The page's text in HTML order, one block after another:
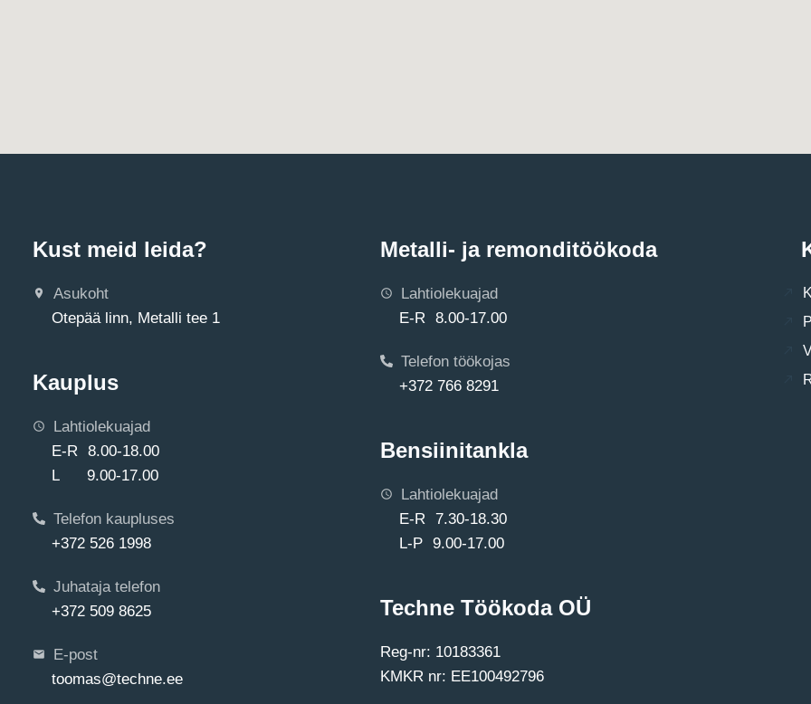
Kust meid leida?
Asukoht
Otepää linn, Metalli tee 1
Kauplus
Lahtiolekuajad
E-R 8.00-18.00
L 9.00-17.00
Telefon kaupluses
+372 526 1998
Juhataja telefon
+372 509 8625
E-post
toomas@techne.ee
Metalli- ja remonditöökoda
Lahtiolekuajad
E-R 8.00-17.00
Telefon töökojas
+372 766 8291
Bensiinitankla
Lahtiolekuajad
E-R 7.30-18.30
L-P 9.00-17.00
Techne Töökoda OÜ
Reg-nr: 10183361
KMKR nr: EE100492796